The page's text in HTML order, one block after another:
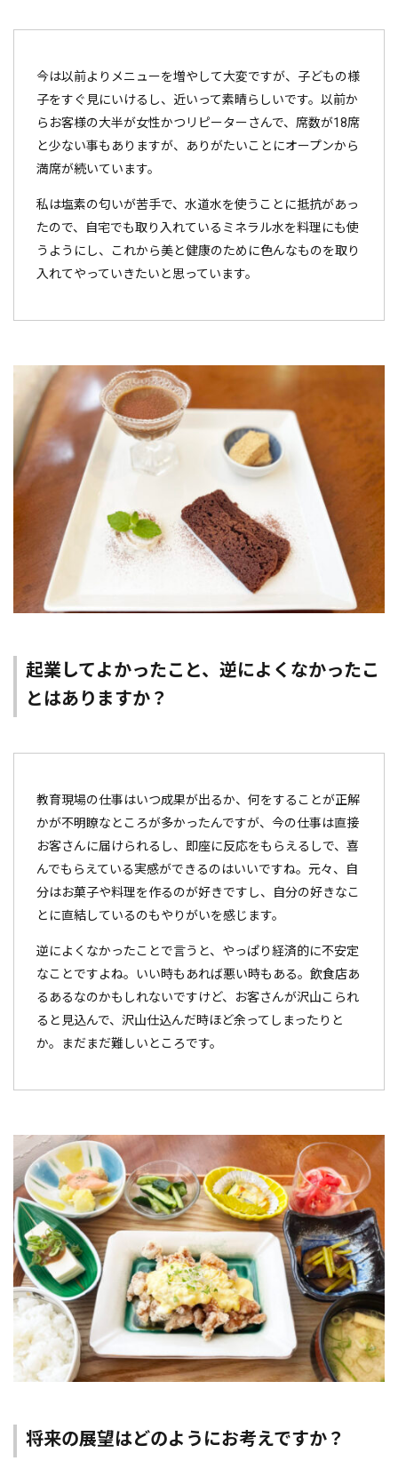
今は以前よりメニューを増やして大変ですが、子どもの様
子をすぐ見にいけるし、近いって素晴らしいです。以前か
らお客様の大半が女性かつリピーターさんで、席数が18席
と少ない事もありますが、ありがたいことにオープンから
満席が続いています。
私は塩素の匂いが苦手で、水道水を使うことに抵抗があっ
たので、自宅でも取り入れているミネラル水を料理にも使
うようにし、これから美と健康のために色んなものを取り
入れてやっていきたいと思っています。
起業してよかったこと、逆によくなかったこ
とはありますか？
教育現場の仕事はいつ成果が出るか、何をすることが正解
かが不明瞭なところが多かったんですが、今の仕事は直接
お客さんに届けられるし、即座に反応をもらえるしで、喜
んでもらえている実感ができるのはいいですね。元々、自
分はお菓子や料理を作るのが好きですし、自分の好きなこ
とに直結しているのもやりがいを感じます。
逆によくなかったことで言うと、やっぱり経済的に不安定
なことですよね。いい時もあれば悪い時もある。飲食店あ
るあるなのかもしれないですけど、お客さんが沢山こられ
ると見込んで、沢山仕込んだ時ほど余ってしまったりと
か。まだまだ難しいところです。
将来の展望はどのようにお考えですか？